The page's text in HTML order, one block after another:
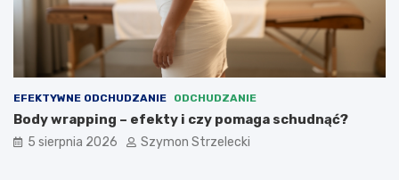
EFEKTYWNE ODCHUDZANIE ODCHUDZANIE
Body wrapping – efekty i czy pomaga schudnąć?
5 sierpnia 2026 Szymon Strzelecki